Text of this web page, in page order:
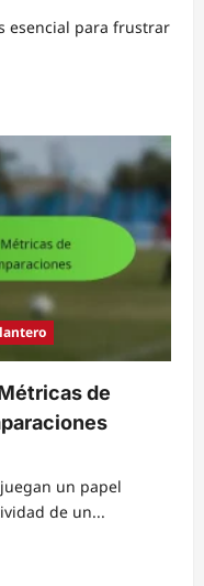
esencial para frustrar
de
un papel
de un...